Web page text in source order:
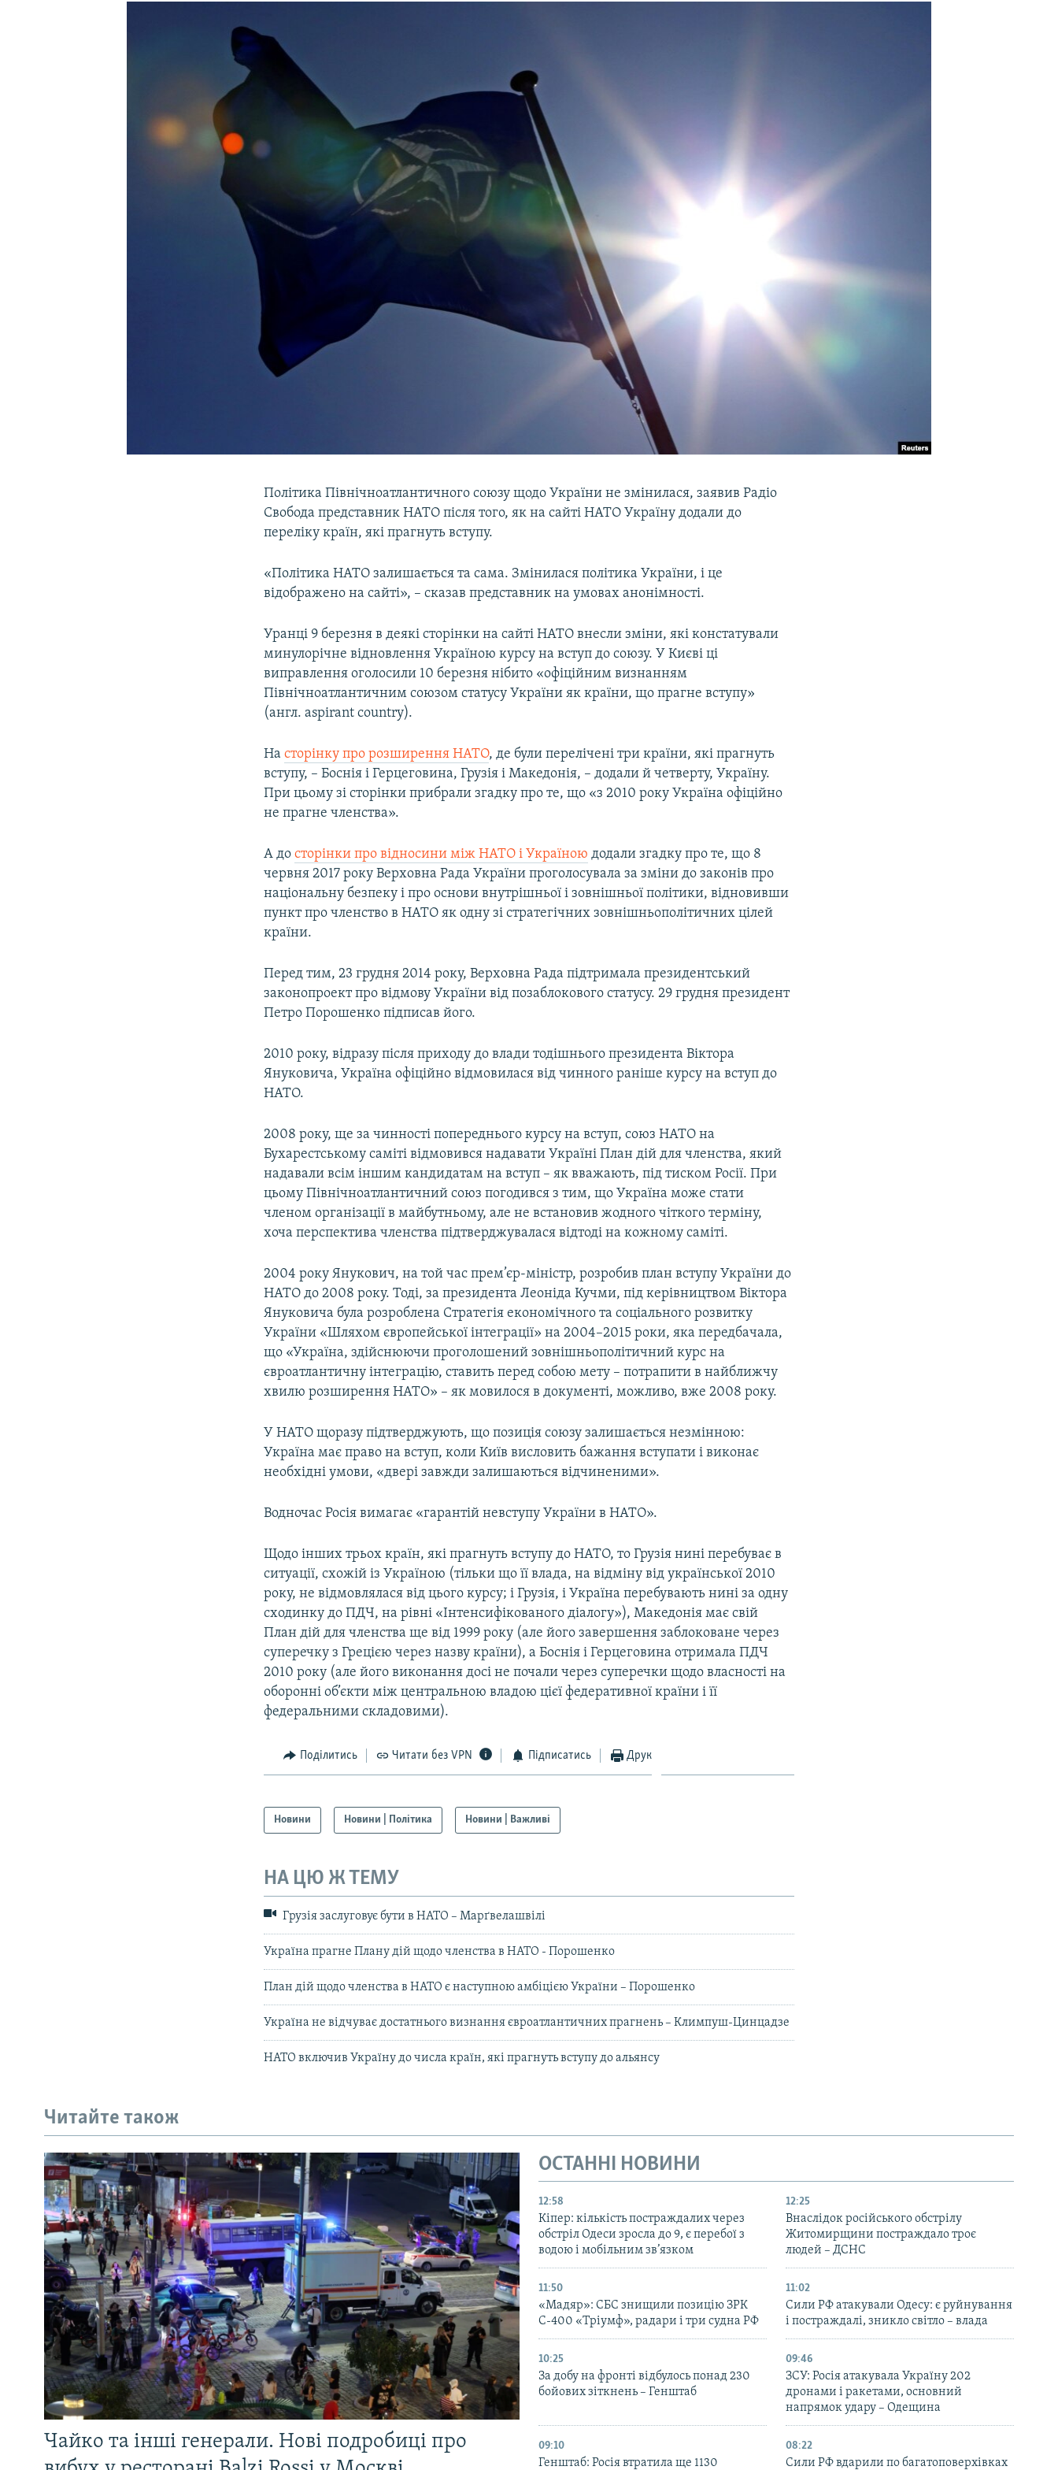
Політика Північноатлантичного союзу щодо України не змінилася, заявив Радіо
Свобода представник НАТО після того, як на сайті НАТО Україну додали до
переліку країн, які прагнуть вступу.
«Політика НАТО залишається та сама. Змінилася політика України, і це
відображено на сайті», – сказав представник на умовах анонімності.
Уранці 9 березня в деякі сторінки на сайті НАТО внесли зміни, які констатували
минулорічне відновлення Україною курсу на вступ до союзу. У Києві ці
виправлення оголосили 10 березня нібито «офіційним визнанням
Північноатлантичним союзом статусу України як країни, що прагне вступу»
(англ. aspirant country).
Насторінку про розширення НАТО, де були перелічені три країни, які прагнуть
вступу, – Боснія і Герцеговина, Грузія і Македонія, – додали й четверту, Україну.
При цьому зі сторінки прибрали згадку про те, що «з 2010 року Україна офіційно
не прагне членства».
А досторінки про відносини між НАТО і Україною додали згадку про те, що 8
червня 2017 року Верховна Рада України проголосувала за зміни до законів про
національну безпеку і про основи внутрішньої і зовнішньої політики, відновивши
пункт про членство в НАТО як одну зі стратегічних зовнішньополітичних цілей
країни.
Перед тим, 23 грудня 2014 року, Верховна Рада підтримала президентський
законопроект про відмову України від позаблокового статусу. 29 грудня президент
Петро Порошенко підписав його.
2010 року, відразу після приходу до влади тодішнього президента Віктора
Януковича, Україна офіційно відмовилася від чинного раніше курсу на вступ до
НАТО.
2008 року, ще за чинності попереднього курсу на вступ, союз НАТО на
Бухарестському саміті відмовився надавати Україні План дій для членства, який
надавали всім іншим кандидатам на вступ – як вважають, під тиском Росії. При
цьому Північноатлантичний союз погодився з тим, що Україна може стати
членом організації в майбутньому, але не встановив жодного чіткого терміну,
хоча перспектива членства підтверджувалася відтоді на кожному саміті.
2004 року Янукович, на той час прем’єр-міністр, розробив план вступу України до
НАТО до 2008 року. Тоді, за президента Леоніда Кучми, під керівництвом Віктора
Януковича була розроблена Стратегія економічного та соціального розвитку
України «Шляхом європейської інтеграції» на 2004–2015 роки, яка передбачала,
що «Україна, здійснюючи проголошений зовнішньополітичний курс на
євроатлантичну інтеграцію, ставить перед собою мету – потрапити в найближчу
хвилю розширення НАТО» – як мовилося в документі, можливо, вже 2008 року.
У НАТО щоразу підтверджують, що позиція союзу залишається незмінною:
Україна має право на вступ, коли Київ висловить бажання вступати і виконає
необхідні умови, «двері завжди залишаються відчиненими».
Водночас Росія вимагає «гарантій невступу України в НАТО».
Щодо інших трьох країн, які прагнуть вступу до НАТО, то Грузія нині перебуває в
ситуації, схожій із Україною (тільки що її влада, на відміну від української 2010
року, не відмовлялася від цього курсу; і Грузія, і Україна перебувають нині за одну
сходинку до ПДЧ, на рівні «Інтенсифікованого діалогу»), Македонія має свій
План дій для членства ще від 1999 року (але його завершення заблоковане через
суперечку з Грецією через назву країни), а Боснія і Герцеговина отримала ПДЧ
2010 року (але його виконання досі не почали через суперечки щодо власності на
оборонні об’єкти між центральною владою цієї федеративної країни і її
федеральними складовими).
Поділитись Читати без VPN Підписатись Друк
Новини Новини | Політика Новини | Важливі
НА ЦЮ Ж ТЕМУ
Грузія заслуговує бути в НАТО – Марґвелашвілі
Україна прагне Плану дій щодо членства в НАТО - Порошенко
План дій щодо членства в НАТО є наступною амбіцією України – Порошенко
Україна не відчуває достатнього визнання євроатлантичних прагнень – Климпуш-Цинцадзе
НАТО включив Україну до числа країн, які прагнуть вступу до альянсу
Читайте також
Чайко та інші генерали. Нові подробиці про
ОСТАННІ НОВИНИ
12:58
Кіпер: кількість постраждалих через
обстріл Одеси зросла до 9, є перебої з
водою і мобільним зв’язком
12:25
Внаслідок російського обстрілу
Житомирщини постраждало троє
людей – ДСНС
11:50
«Мадяр»: СБС знищили позицію ЗРК
С-400 «Тріумф», радари і три судна РФ
11:02
Сили РФ атакували Одесу: є руйнування
і постраждалі, зникло світло – влада
10:25
За добу на фронті відбулось понад 230
бойових зіткнень – Генштаб
09:46
ЗСУ: Росія атакувала Україну 202
дронами і ракетами, основний
напрямок удару – Одещина
09:10
Генштаб: Росія втратила ще 1130
08:22
Сили РФ вдарили по багатоповерхівках